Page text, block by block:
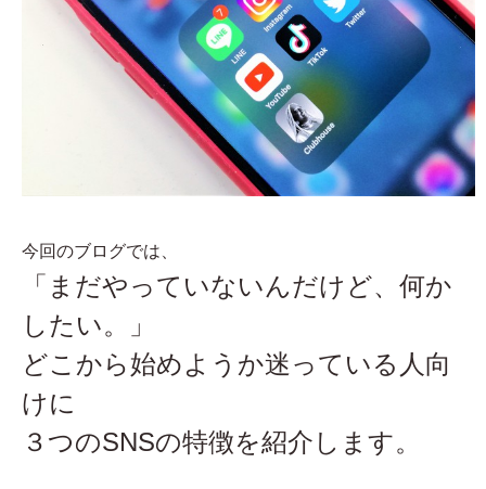
今回のブログでは、
「まだやっていないんだけど、何か
したい。」
どこから始めようか迷っている人向
けに
３つのSNSの特徴を紹介します。